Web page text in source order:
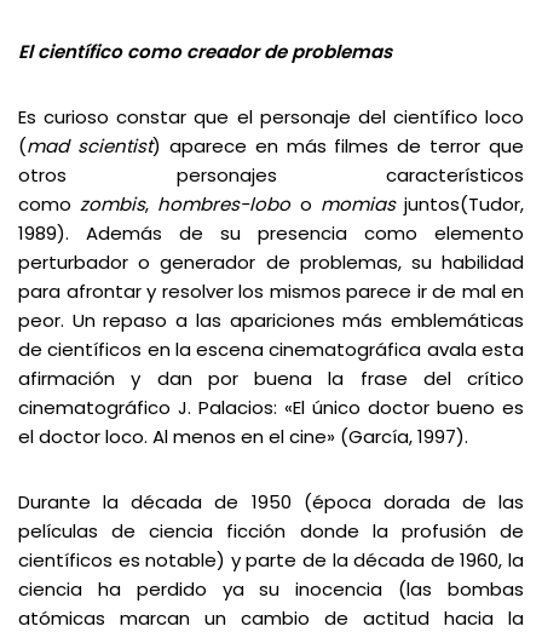
El científico como creador de problemas
Es curioso constar que el personaje del científico loco
(mad scientist) aparece en más filmes de terror que
otros personajes característicos
comozombis, hombres-loboo momiasjuntos(Tudor,
1989). Además de su presencia como elemento
perturbador o generador de problemas, su habilidad
para afrontar y resolver los mismos parece ir de mal en
peor. Un repaso a las apariciones más emblemáticas
de científicos en la escena cinematográfica avala esta
afirmación y dan por buena la frase del crítico
cinematográfico J. Palacios: «El único doctor bueno es
el doctor loco. Al menos en el cine» (García, 1997).
Durante la década de 1950 (época dorada de las
películas de ciencia ficción donde la profusión de
científicos es notable) y parte de la década de 1960, la
ciencia ha perdido ya su inocencia (las bombas
atómicas marcan un cambio de actitud hacia la